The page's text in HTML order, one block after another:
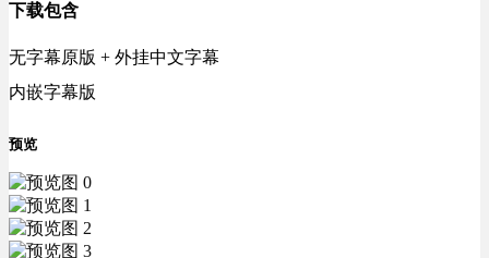
下载包含
无字幕原版 + 外挂中文字幕
内嵌字幕版
预览